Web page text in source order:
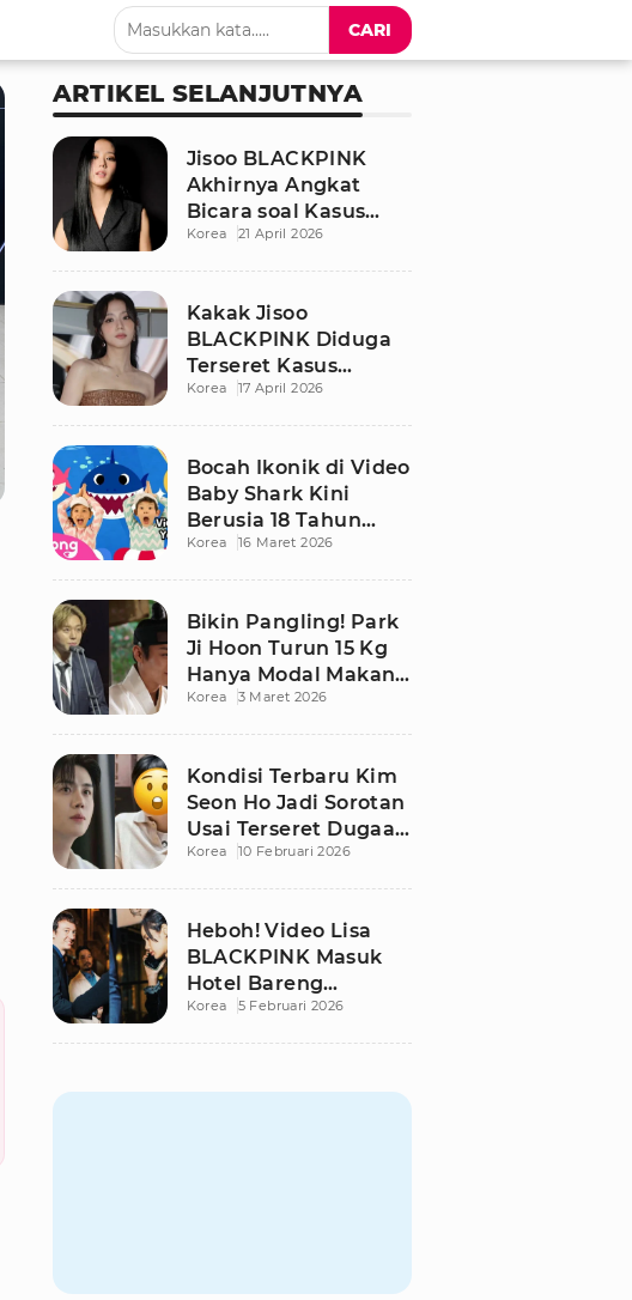
CARI
ARTIKEL SELANJUTNYA
Jisoo BLACKPINK
Akhirnya Angkat
Bicara soal Kasus
Dugaan Pelecehan
Korea 21 April 2026
Kakak Jisoo
BLACKPINK Diduga
Terseret Kasus
Pelecehan Seksual,
Korea 17 April 2026
Bocah Ikonik di Video
Baby Shark Kini
Berusia 18 Tahun
Bikin Publik
Korea 16 Maret 2026
Bikin Pangling! Park
Ji Hoon Turun 15 Kg
Hanya Modal Makan
Apel, Visual
Korea 3 Maret 2026
Kondisi Terbaru Kim
Seon Ho Jadi Sorotan
Usai Terseret Dugaan
Penggelapan Pajak
Korea 10 Februari 2026
Heboh! Video Lisa
BLACKPINK Masuk
Hotel Bareng
Frederic Arnault Picu
Korea 5 Februari 2026